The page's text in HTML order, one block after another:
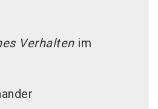
Verhaltenim